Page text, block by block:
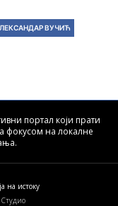
ВУЧИЋ
портал који прати
фокусом на локалне
на истоку